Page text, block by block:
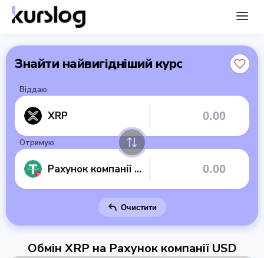
Знайти найвигідніший курс
Віддаю
XRP
Отримую
Рахунок компанії USD
Очистити
Обмін XRP на Рахунок компанії USD